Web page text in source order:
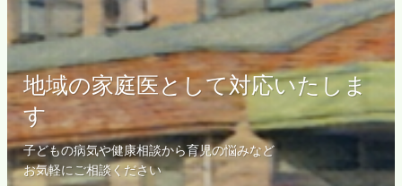
地域の家庭医として対応いたしま
す
子どもの病気や健康相談から育児の悩みなど
お気軽にご相談ください
地域の家庭医として対応いたしま
す
子どもの病気や健康相談から育児の悩みなど
お気軽にご相談ください
地域の家庭医として対応いたしま
す
子どもの病気や健康相談から育児の悩みなど
お気軽にご相談ください
地域の家庭医として対応いたしま
す
子どもの病気や健康相談から育児の悩みなど
お気軽にご相談ください